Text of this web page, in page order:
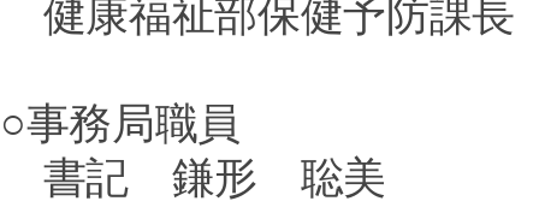
健康福祉部保健予防課
○事務局職員
書記 鎌形 聡美